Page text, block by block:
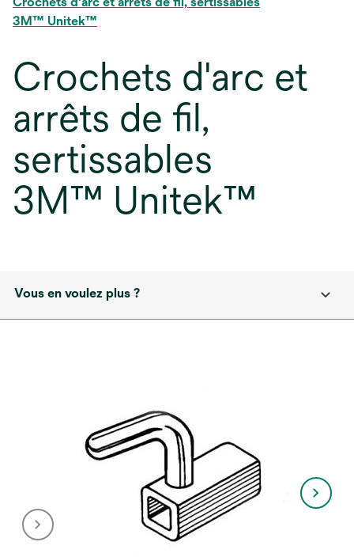
3M™ Unitek™
Crochets d'arc et
arrêts de fil,
sertissables
3M™ Unitek™
Vous en voulez plus ?